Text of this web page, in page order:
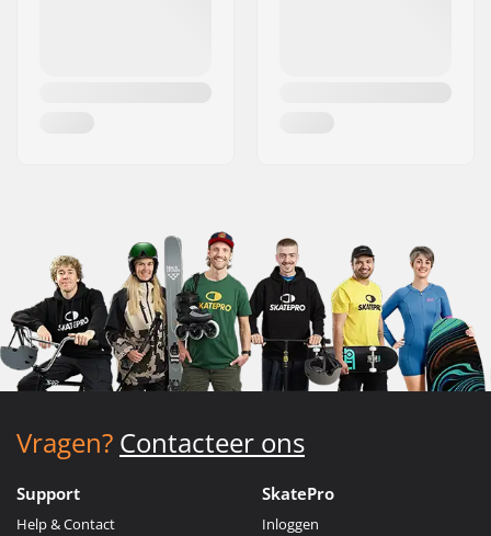
Vragen? Contacteer ons
Support
Help & Contact
SkatePro
Inloggen